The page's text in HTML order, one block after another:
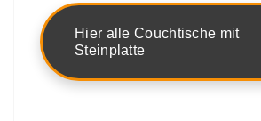
Hier alle Couchtische mit
Steinplatte